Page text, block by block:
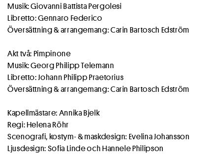
Musik: Giovanni Battista Pergolesi
Libretto: Gennaro Federico
Översättning & arrangemang: Carin Bartosch Edström
Akt två: Pimpinone
Musik: Georg Philipp Telemann
Libretto: Johann Philipp Praetorius
Översättning & arrangemang: Carin Bartosch Edström
Kapellmästare: Annika Bjelk
Regi: Helena Röhr
Scenografi, kostym- & maskdesign: Evelina Johansson
Ljusdesign: Sofia Linde och Hannele Philipson